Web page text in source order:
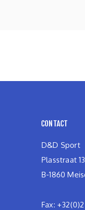
CONTACT
D&D Sport
Plasstraat 13
B-1860
Fax: